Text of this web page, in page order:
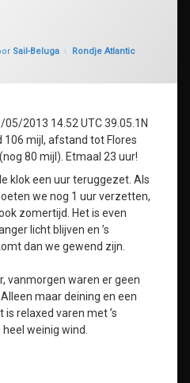
op 30 juli 2020
Sail-Beluga Categorieën:
Rondje Atlantic
2013 14.52 UTC 39.05.1N
mijl, afstand tot Flores
80 mijl). Etmaal 23 uur!
klok een uur teruggezet. Als
we nog 1 uur verzetten,
zomertijd. Het is even
licht blijven en ’s
dan we gewend zijn.
vanmorgen waren er geen
maar deining en een
relaxed varen met ’s
weinig wind.